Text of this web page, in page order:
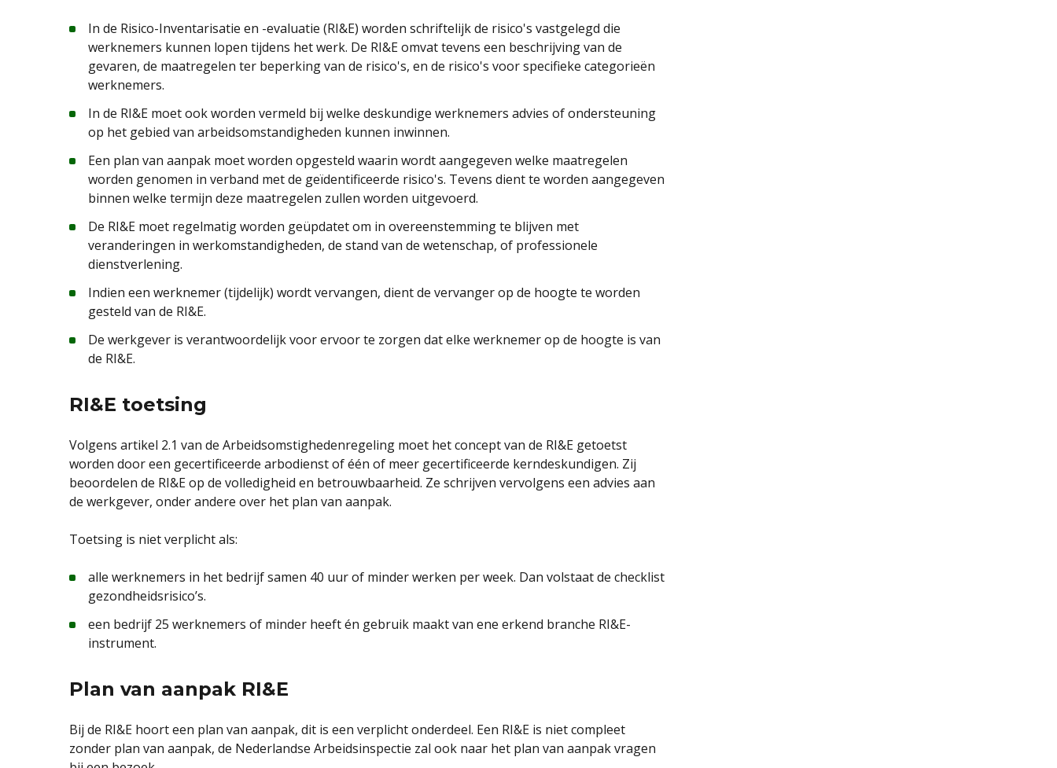
In de Risico-Inventarisatie en -evaluatie (RI&E) worden schriftelijk de risico's vastgelegd die
werknemers kunnen lopen tijdens het werk. De RI&E omvat tevens een beschrijving van de
gevaren, de maatregelen ter beperking van de risico's, en de risico's voor specifieke categorieën
werknemers.
In de RI&E moet ook worden vermeld bij welke deskundige werknemers advies of ondersteuning
op het gebied van arbeidsomstandigheden kunnen inwinnen.
Een plan van aanpak moet worden opgesteld waarin wordt aangegeven welke maatregelen
worden genomen in verband met de geïdentificeerde risico's. Tevens dient te worden aangegeven
binnen welke termijn deze maatregelen zullen worden uitgevoerd.
De RI&E moet regelmatig worden geüpdatet om in overeenstemming te blijven met
veranderingen in werkomstandigheden, de stand van de wetenschap, of professionele
dienstverlening.
Indien een werknemer (tijdelijk) wordt vervangen, dient de vervanger op de hoogte te worden
gesteld van de RI&E.
De werkgever is verantwoordelijk voor ervoor te zorgen dat elke werknemer op de hoogte is van
de RI&E.
RI&E toetsing
Volgens artikel 2.1 van de Arbeidsomstighedenregeling moet het concept van de RI&E getoetst
worden door een gecertificeerde arbodienst of één of meer gecertificeerde kerndeskundigen. Zij
beoordelen de RI&E op de volledigheid en betrouwbaarheid. Ze schrijven vervolgens een advies aan
de werkgever, onder andere over het plan van aanpak.
Toetsing is niet verplicht als:
alle werknemers in het bedrijf samen 40 uur of minder werken per week. Dan volstaat de checklist
gezondheidsrisico’s.
een bedrijf 25 werknemers of minder heeft én gebruik maakt van ene erkend branche RI&E-
instrument.
Plan van aanpak RI&E
Bij de RI&E hoort een plan van aanpak, dit is een verplicht onderdeel. Een RI&E is niet compleet
zonder plan van aanpak, de Nederlandse Arbeidsinspectie zal ook naar het plan van aanpak vragen